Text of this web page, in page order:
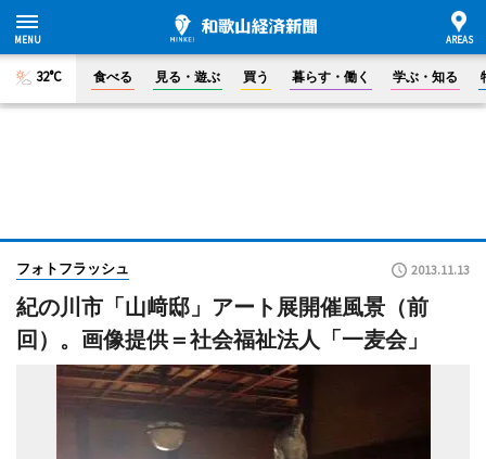
32°C 食べる 見る・遊ぶ 買う 暮らす・働く 学ぶ・知る
フォトフラッシュ 2013.11.13
紀の川市「山﨑邸」アート展開催風景（前
回）。画像提供＝社会福祉法人「一麦会」